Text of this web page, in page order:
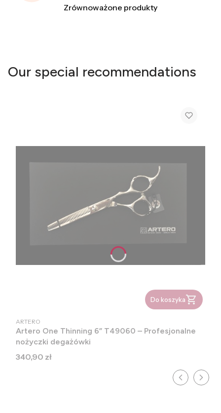
Zrównoważone produkty
Our special recommendations
Do koszyka
PRODUCENT
ARTERO
Artero One Thinning 6” T49060 – Profesjonalne
nożyczki degażówki
Cena
340,90 zł